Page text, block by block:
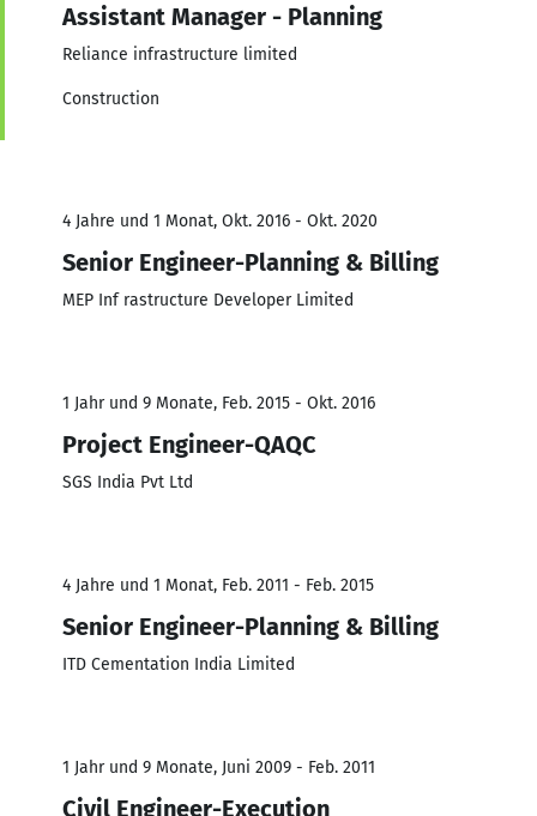
Assistant Manager - Planning
Reliance infrastructure limited
Construction
4 Jahre und 1 Monat, Okt. 2016 - Okt. 2020
Senior Engineer-Planning & Billing
MEP Inf rastructure Developer Limited
1 Jahr und 9 Monate, Feb. 2015 - Okt. 2016
Project Engineer-QAQC
SGS India Pvt Ltd
4 Jahre und 1 Monat, Feb. 2011 - Feb. 2015
Senior Engineer-Planning & Billing
ITD Cementation India Limited
1 Jahr und 9 Monate, Juni 2009 - Feb. 2011
Civil Engineer-Execution